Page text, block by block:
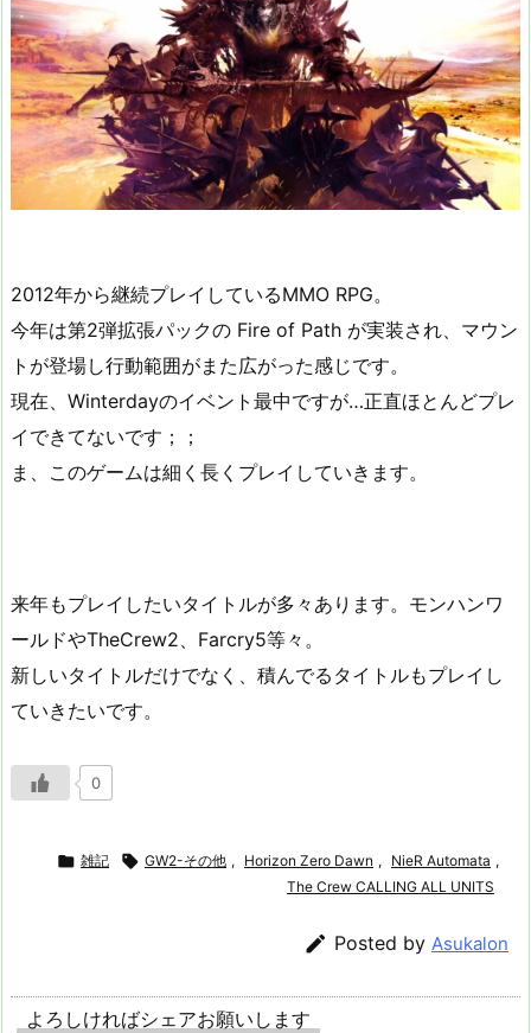
2012年から継続プレイしているMMO RPG。
今年は第2弾拡張パックの Fire of Path が実装され、マウン
トが登場し行動範囲がまた広がった感じです。
現在、Winterdayのイベント最中ですが…正直ほとんどプレ
イできてないです；；
ま、このゲームは細く長くプレイしていきます。
来年もプレイしたいタイトルが多々あります。モンハンワ
ールドやTheCrew2、Farcry5等々。
新しいタイトルだけでなく、積んでるタイトルもプレイし
ていきたいです。
0
 雑記  GW2-その他 , Horizon Zero Dawn , NieR Automata ,
The Crew CALLING ALL UNITS
 Posted by Asukalon
よろしければシェアお願いします